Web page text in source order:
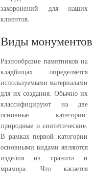
захоронений для наших
клиентов.
Виды
Разнообразие памятников на
кладбищах определяется
используемыми материалами
для их создания. Обычно их
классифицируют на две
основные категории:
природные и синтетические.
В рамках первой категории
основными видами являются
изделия из гранита и
мрамора. Что касается